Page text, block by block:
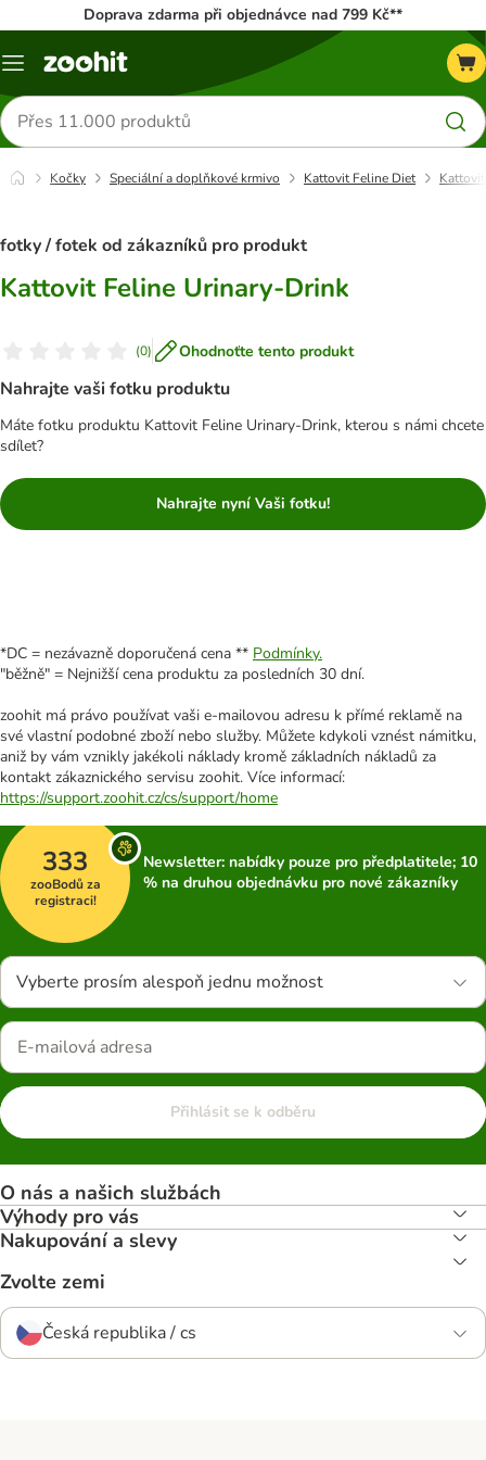
Doprava zdarma při objednávce nad 799 Kč**
Menu
Hledat
produkty
Kočky Speciální a doplňkové krmivo Kattovit Feline Diet
fotky / fotek od zákazníků pro produkt
Kattovit Feline Urinary-Drink
(0) Ohodnoťte tento produkt
Nahrajte vaši fotku produktu
Máte fotku produktu Kattovit Feline Urinary-Drink, kterou s námi chcete
sdílet?
Nahrajte nyní Vaši fotku!
*DC = nezávazně doporučená cena ** Podmínky.
"běžně" = Nejnižší cena produktu za posledních 30 dní.
zoohit má právo používat vaši e-mailovou adresu k přímé reklamě na
své vlastní podobné zboží nebo služby. Můžete kdykoli vznést námitku,
aniž by vám vznikly jakékoli náklady kromě základních nákladů za
kontakt zákaznického servisu zoohit. Více informací:
https://support.zoohit.cz/cs/support/home
333
zooBodů za
registraci!
Newsletter: nabídky pouze pro předplatitele; 10
% na druhou objednávku pro nové zákazníky
Vyberte prosím alespoň jednu možnost
Přihlásit se k odběru
O nás a našich službách
Výhody pro vás
Nakupování a slevy
Zvolte zemi
Česká republika / cs